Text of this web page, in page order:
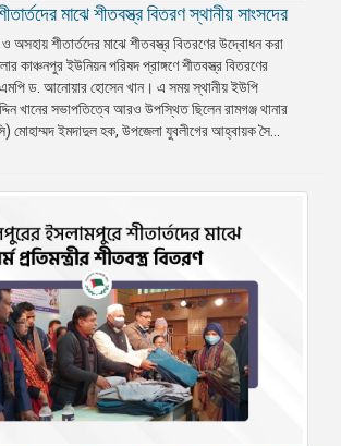
মাঝে শীতবস্ত্র বিতরণ স্থানীয় সাংসদের
ও অসহায় শীতার্তদের মাঝে শীতবস্ত্র বিতরণের উদ্বোধন করা
কাঞ্চনপুর ইউনিয়ন পরিষদ প্রাঙ্গণে শীতবস্ত্র বিতরণের
ড. আনোয়ার হোসেন খান। এ সময় স্থানীয় ইউপি
খানের সভাপতিত্বে আরও উপস্থিত ছিলেন রামগঞ্জ থানার
মোহাম্মদ ইমদাদুল হক, উপজেলা যুবলীগের আহ্বায়ক সৈ...